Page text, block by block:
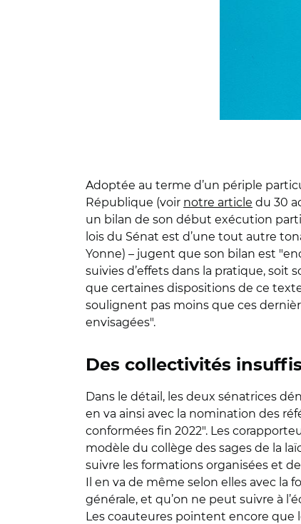
Adoptée au terme d’un périple
République (voir notre article du 30
un bilan de son début exécution
lois du Sénat est d’une tout autre
Yonne) – jugent que son bilan est
suivies d’effets dans la pratique, soit
que certaines dispositions de ce
soulignent pas moins que ces
envisagées".
Des collectivités
Dans le détail, les deux sénatrices
en va ainsi avec la nomination des
conformées fin 2022". Les
modèle du collège des sages de la
suivre les formations organisées et
Il en va de même selon elles avec la
générale, et qu’on ne peut suivre à
Les coauteures pointent encore que